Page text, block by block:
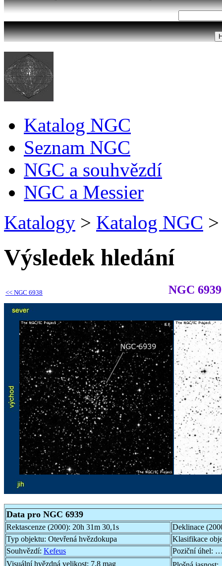
Katalog NGC
Seznam NGC
NGC a souhvězdí
NGC a Messier
Katalogy > Katalog NGC >
Výsledek hledání
<< NGC 6938 NGC 6939
Data pro NGC 6939
Rektascenze (2000): 20h 31m 30,1s
Deklinace
Typ objektu: Otevřená hvězdokupa
Klasifikace
Souhvězdí: Kefeus Poziční úhel: …
Visuální hvězdná velikost: 7,8 mag